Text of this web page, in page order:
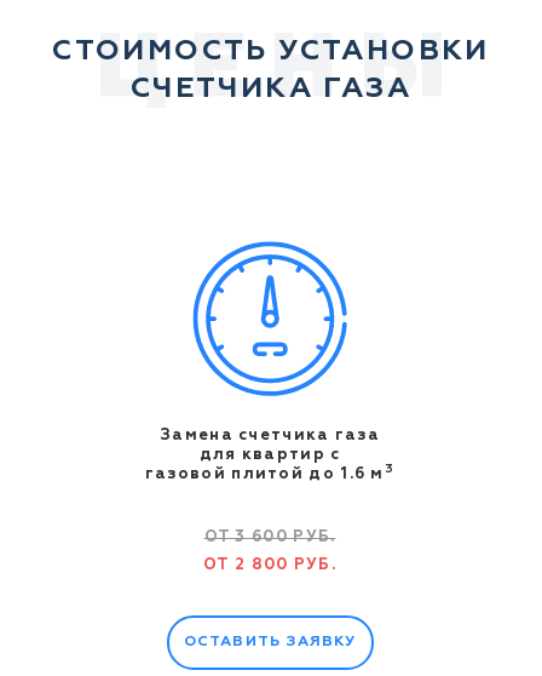
СТОИМОСТЬ УСТАНОВКИ
СЧЕТЧИКА ГАЗА
Замена счетчика газа
для квартир c
газовой плитой до 1.6 м 3
ОТ 3 600 РУБ.
ОТ 2 800 РУБ.
ОСТАВИТЬ ЗАЯВКУ